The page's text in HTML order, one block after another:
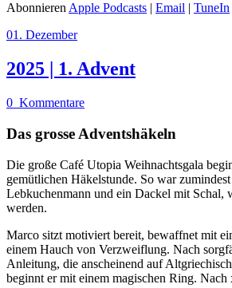
AbonnierenApple Podcasts Email TuneIn
01. Dezember
2025 | 1. Advent
0 Kommentare
Das grosse Adventshäkeln
Die große Café Utopia Weihnachtsgala
gemütlichen Häkelstunde. So war
Lebkuchenmann und ein Dackel mit Schal,
werden.
Marco sitzt motiviert bereit, bewaffnet mit
einem Hauch von Verzweiflung. Nach
Anleitung, die anscheinend auf
beginnt er mit einem magischen Ring.